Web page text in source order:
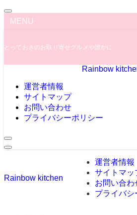
MENU
とっておきのお取り寄せグルメや誰かに教えた
Rainbow
運営者情報
サイトマップ
お問い合わせ
プライバシーポリシー
Rainbow kitchen
運営者情報
サイトマッ
お問い合わ
プライバシ